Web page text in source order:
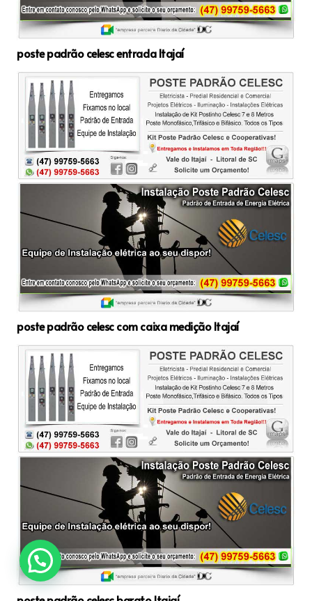
poste padrão celesc entrada Itajaí
poste padrão celesc com caixa medição Itajaí